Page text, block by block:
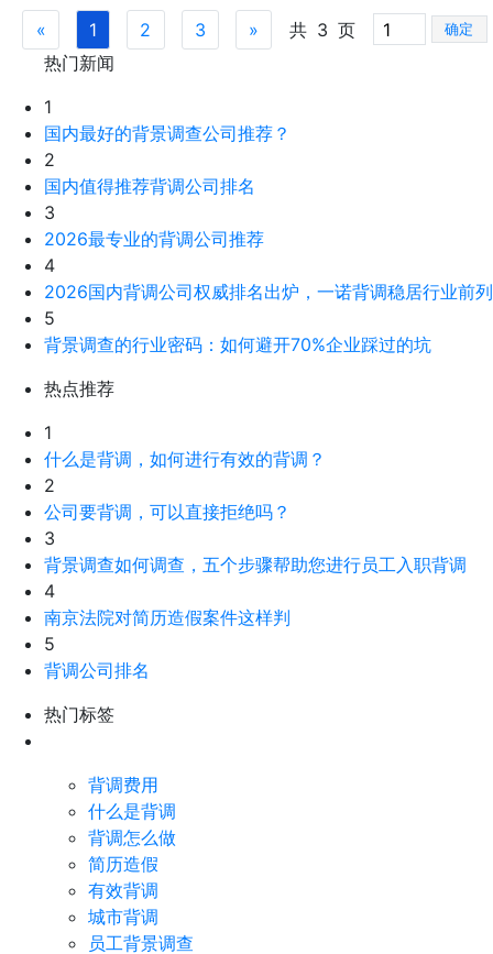
« 1 2 3 » 共 3 页 确定
热门新闻
1
国内最好的背景调查公司推荐？
2
国内值得推荐背调公司排名
3
2026最专业的背调公司推荐
4
2026国内背调公司权威排名出炉，一诺背调稳居行业前列
5
背景调查的行业密码：如何避开70%企业踩过的坑
热点推荐
1
什么是背调，如何进行有效的背调？
2
公司要背调，可以直接拒绝吗？
3
背景调查如何调查，五个步骤帮助您进行员工入职背调
4
南京法院对简历造假案件这样判
5
背调公司排名
热门标签
背调费用
什么是背调
背调怎么做
简历造假
有效背调
城市背调
员工背景调查